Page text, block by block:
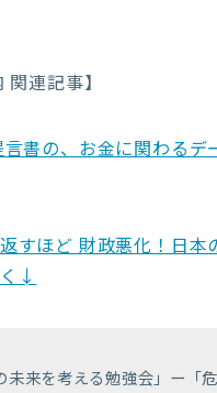
関連記事】
書の、お金に関わるデ
返すほど 財政悪化！日本
↓
未来を考える勉強会」ー「